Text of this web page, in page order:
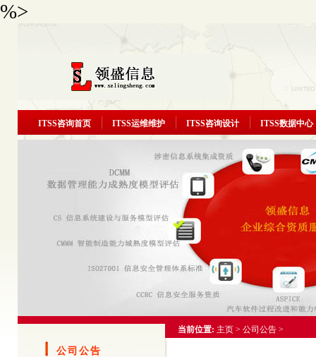
%>
ITSS咨询首页 ITSS运维维护 ITSS咨询设计 ITSS数据中心
当前位置: 主页 > 公司公告 >
公司公告